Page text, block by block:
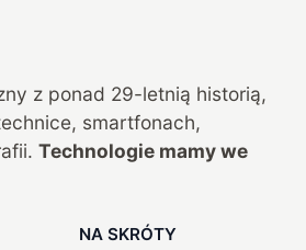
z ponad 29-letnią historią,
smartfonach,
Technologie mamy we
NA SKRÓTY